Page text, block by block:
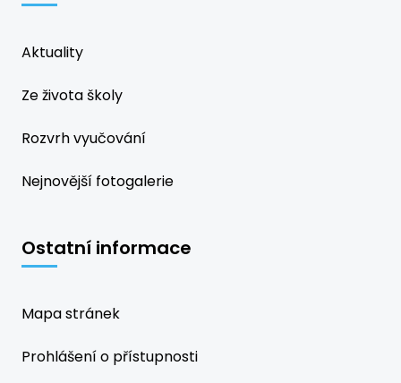
Aktuality
Ze života školy
Rozvrh vyučování
Nejnovější fotogalerie
Ostatní informace
Mapa stránek
Prohlášení o přístupnosti